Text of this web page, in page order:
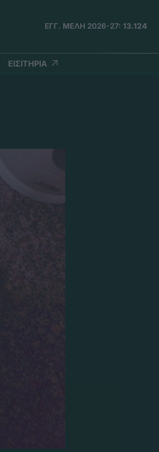
ΕΓΓ. ΜΕΛΗ 2026-27: 13.124
ΕΙΣΙΤΗΡΙΑ